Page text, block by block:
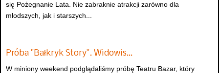
się Pożegnanie Lata. Nie zabraknie atrakcji zarówno dla
młodszych, jak i starszych...
Próba "Bałkryk Story". Widowis…
W miniony weekend podglądaliśmy próbę Teatru Bazar, który